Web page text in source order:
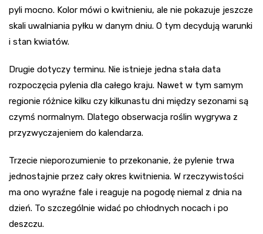
pyli mocno. Kolor mówi o kwitnieniu, ale nie pokazuje jeszcze
skali uwalniania pyłku w danym dniu. O tym decydują warunki
i stan kwiatów.
Drugie dotyczy terminu. Nie istnieje jedna stała data
rozpoczęcia pylenia dla całego kraju. Nawet w tym samym
regionie różnice kilku czy kilkunastu dni między sezonami są
czymś normalnym. Dlatego obserwacja roślin wygrywa z
przyzwyczajeniem do kalendarza.
Trzecie nieporozumienie to przekonanie, że pylenie trwa
jednostajnie przez cały okres kwitnienia. W rzeczywistości
ma ono wyraźne fale i reaguje na pogodę niemal z dnia na
dzień. To szczególnie widać po chłodnych nocach i po
deszczu.